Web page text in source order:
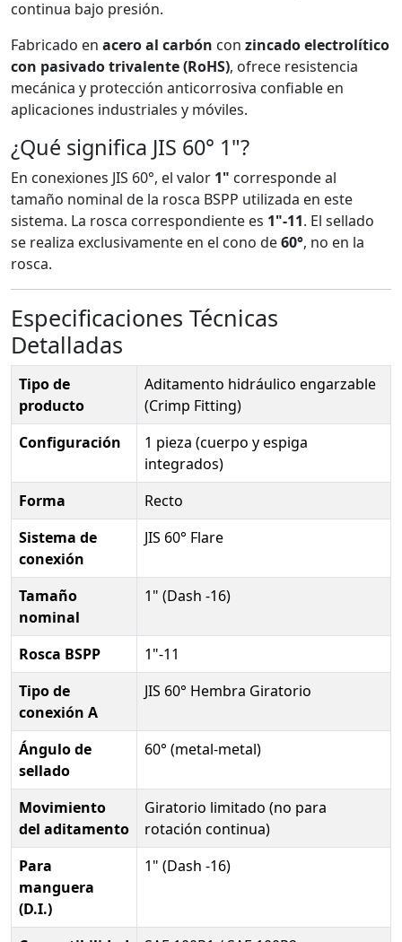
continua bajo presión.
Fabricado en acero al carbón con zincado electrolítico
con pasivado trivalente (RoHS), ofrece resistencia
mecánica y protección anticorrosiva confiable en
aplicaciones industriales y móviles.
¿Qué significa JIS 60° 1"?
En conexiones JIS 60°, el valor 1" corresponde al
tamaño nominal de la rosca BSPP utilizada en este
sistema. La rosca correspondiente es 1"-11. El sellado
se realiza exclusivamente en el cono de60°, no en la
rosca.
Especificaciones Técnicas
Detalladas
Tipo de
producto
Aditamento hidráulico engarzable
(Crimp Fitting)
Configuración
1 pieza (cuerpo y espiga
integrados)
Forma
Recto
Sistema de
conexión
JIS 60° Flare
Tamaño
nominal
1" (Dash -16)
Rosca BSPP
1"-11
Tipo de
conexión A
JIS 60° Hembra Giratorio
Ángulo de
sellado
60° (metal-metal)
Movimiento
del aditamento
Giratorio limitado (no para
rotación continua)
Para
manguera
(D.I.)
1" (Dash -16)